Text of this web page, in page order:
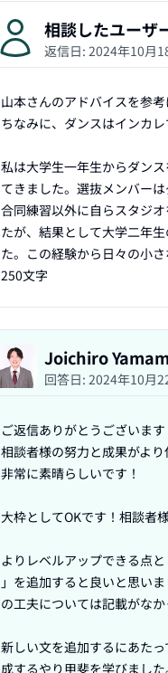
相談したユーザ
返信日: 2024年10月
山本さんのアドバイスを参
ちなみに、ダンスはインカ
私は大学生一年生からダン
てきました。選抜メンバー
合同練習以外に自らスタジ
たが、結果として大学二年
た。この経験から日々の小
250文字
Joichiro
回答日: 2024年10月
ご返信ありがとうございます
相談者様の努力と成果がよ
非常に素晴らしいです！
大枠としてOKです！相談者
よりレベルアップできる点
」を追加すると良いと思い
の工夫については記載がな
新しい文を追加するにあた
成するやり甲斐を学びまし